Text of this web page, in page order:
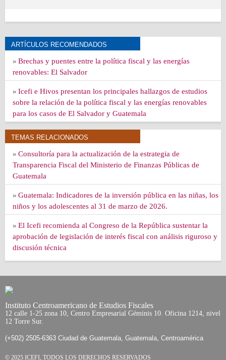
ARTÍCULOS RECOMENDADOS
» Brechas y puentes entre la política fiscal y las energías
renovables: El Salvador
» Icefi e Hivos presentan los principales hallazgos de estudios
sobre la relación de la política fiscal y las energías renovables
para los casos de El Salvador y Guatemala
TEMAS RELACIONADOS
» Consultoría para la actualización de la estrategia de
Transparencia Fiscal del Ministerio de Finanzas Públicas de
Guatemala
» Guatemala: Indicadores de la inversión pública en las niñas, los
niños y los adolescentes al 31 de marzo de 2026.
» El Icefi recomienda al Congreso de la República sustentar la
aprobación de legislación de interés fiscal con análisis riguroso y
discusión técnica
Instituto Centroamericano de Estudios Fiscales
12 calle 1-25 zona 10, Centro Empresarial Géminis 10. Oficina 1214, nivel
12 Torre Sur.
(+502) 2505-6363 Ciudad de Guatemala, Guatemala, Centroamérica
© 2025 ICEFI, TODOS LOS DERECHOS RESERVADOS